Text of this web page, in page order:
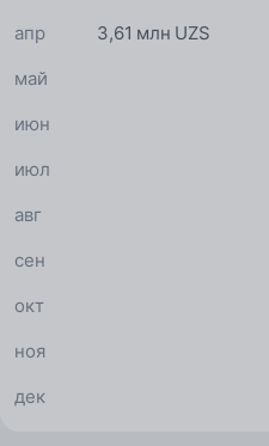
3,61 млн UZS
апр
май
июн
июл
авг
сен
окт
ноя
дек